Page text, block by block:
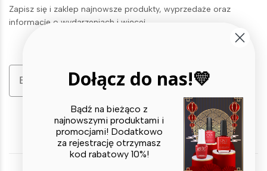
Zapisz się i zaklep najnowsze produkty, wyprzedaże oraz
informacje o wydarzeniach i więcej.
Email
Zapisz się
Dołącz do nas!💛
Bądź na bieżąco z
najnowszymi produktami i
promocjami! Dodatkowo
za rejestrację otrzymasz
kod rabatowy 10%!